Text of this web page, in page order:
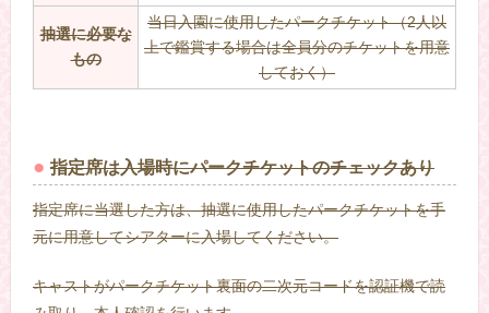
抽選に必要な
もの
当日入園に使用したパークチケット（2人以
上で鑑賞する場合は全員分のチケットを用意
しておく）
指定席は入場時にパークチケットのチェックあり
指定席に当選した方は、抽選に使用したパークチケットを手
元に用意してシアターに入場してください。
キャストがパークチケット裏面の二次元コードを認証機で読